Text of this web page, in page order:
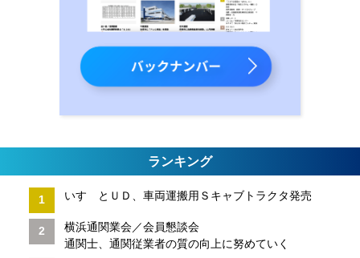
ランキング
いすゞとＵＤ、車両運搬用Ｓキャブトラクタ発売
横浜通関業会／会員懇談会
通関士、通関従業者の質の向上に努めていく